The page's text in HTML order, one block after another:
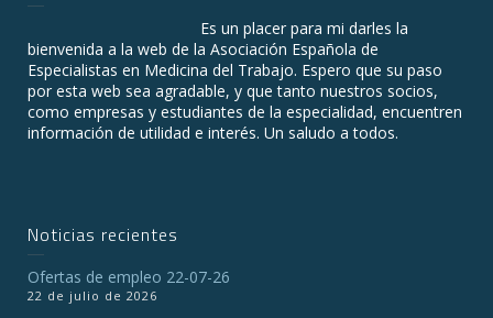
Es un placer para mi darles la
bienvenida a la web de la Asociación Española de
Especialistas en Medicina del Trabajo. Espero que su paso
por esta web sea agradable, y que tanto nuestros socios,
como empresas y estudiantes de la especialidad, encuentren
información de utilidad e interés. Un saludo a todos.
Noticias recientes
Ofertas de empleo 22-07-26
22 de julio de 2026